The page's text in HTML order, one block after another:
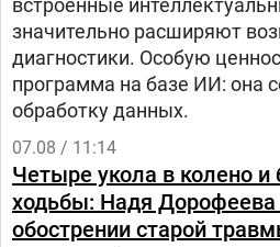
встроенные
значительно расширяют
диагностики. Особую
программа на базе ИИ: она
обработку данных.
07.08 / 11:14
Четыре укола в колено и
ходьбы: Надя Дорофеева
обострении старой